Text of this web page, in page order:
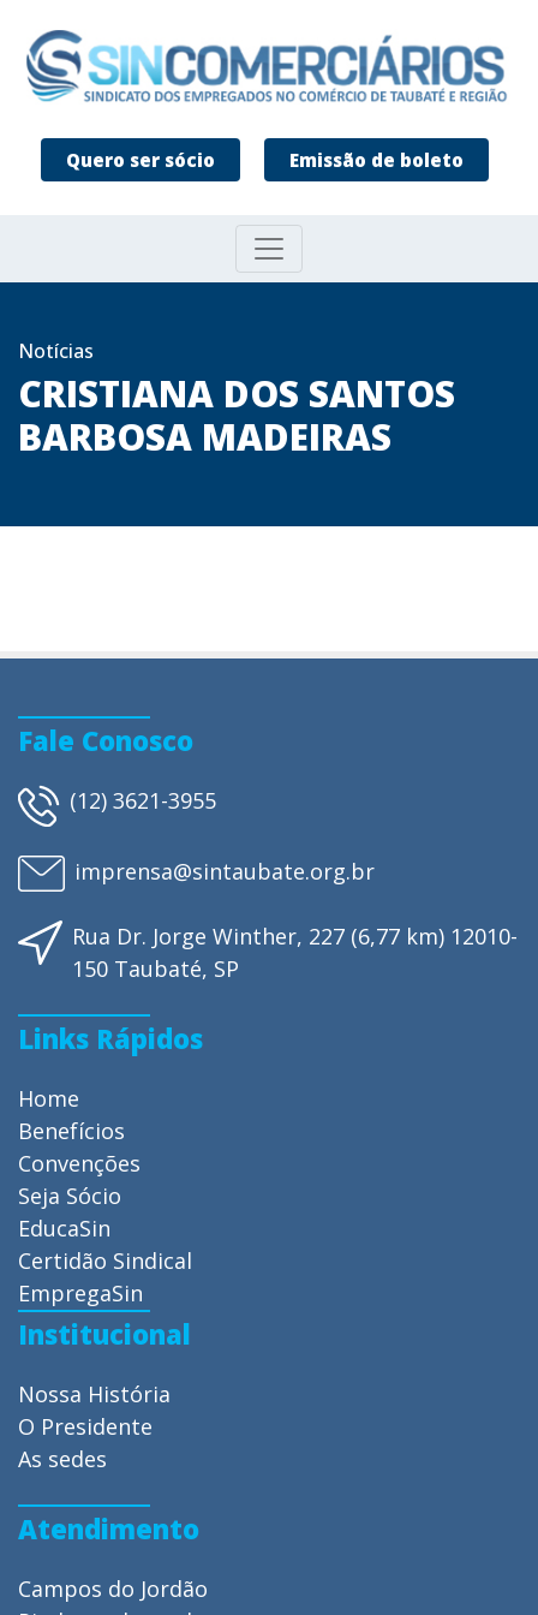
Quero ser sócio Emissão de boleto
Notícias
CRISTIANA DOS SANTOS
BARBOSA MADEIRAS
Fale Conosco
(12) 3621-3955
imprensa@sintaubate.org.br
Rua Dr. Jorge Winther, 227 (6,77 km) 12010-
150 Taubaté, SP
Links Rápidos
Home
Benefícios
Convenções
Seja Sócio
EducaSin
Certidão Sindical
EmpregaSin
Institucional
Nossa História
O Presidente
As sedes
Atendimento
Campos do Jordão